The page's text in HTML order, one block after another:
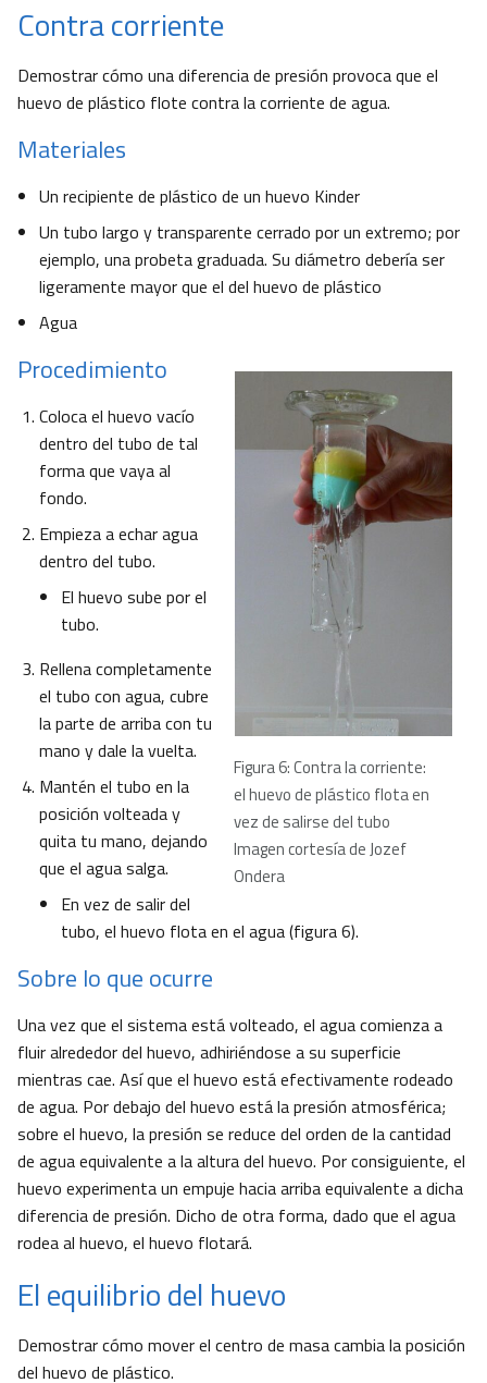
Contra corriente
Demostrar cómo una diferencia de presión provoca que el
huevo de plástico flote contra la corriente de agua.
Materiales
Un recipiente de plástico de un huevo Kinder
Un tubo largo y transparente cerrado por un extremo; por
ejemplo, una probeta graduada. Su diámetro debería ser
ligeramente mayor que el del huevo de plástico
Agua
Figura 6: Contra la corriente:
el huevo de plástico flota en
vez de salirse del tubo
Imagen cortesía de Jozef
Ondera
Procedimiento
Coloca el huevo vacío
dentro del tubo de tal
forma que vaya al
fondo.
Empieza a echar agua
dentro del tubo.
El huevo sube por el
tubo.
Rellena completamente
el tubo con agua, cubre
la parte de arriba con tu
mano y dale la vuelta.
Mantén el tubo en la
posición volteada y
quita tu mano, dejando
que el agua salga.
En vez de salir del
tubo, el huevo flota en el agua (figura 6).
Sobre lo que ocurre
Una vez que el sistema está volteado, el agua comienza a
fluir alrededor del huevo, adhiriéndose a su superficie
mientras cae. Así que el huevo está efectivamente rodeado
de agua. Por debajo del huevo está la presión atmosférica;
sobre el huevo, la presión se reduce del orden de la cantidad
de agua equivalente a la altura del huevo. Por consiguiente, el
huevo experimenta un empuje hacia arriba equivalente a dicha
diferencia de presión. Dicho de otra forma, dado que el agua
rodea al huevo, el huevo flotará.
El equilibrio del huevo
Demostrar cómo mover el centro de masa cambia la posición
del huevo de plástico.